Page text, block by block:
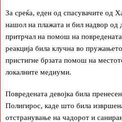
За среќа, еден од спасувачите од
нашол на плажата и бил надвор од
притрчал на помош на повредената
реакција била клучна во
пристигне брзата помош на
локалните медиуми.
Повредената девојка била
Полигирос, каде што била
отстранување на чадорот и